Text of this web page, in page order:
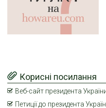
Корисні посилання
Веб-сайт президента
Петиції до президента